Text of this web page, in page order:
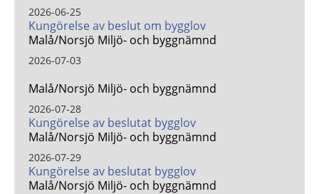
2026-06-25
Kungörelse av beslut om bygglov
Malå/Norsjö Miljö- och byggnämnd
2026-07-03
Malå/Norsjö Miljö- och byggnämnd
2026-07-28
Kungörelse av beslutat bygglov
Malå/Norsjö Miljö- och byggnämnd
2026-07-29
Kungörelse av beslutat bygglov
Malå/Norsjö Miljö- och byggnämnd